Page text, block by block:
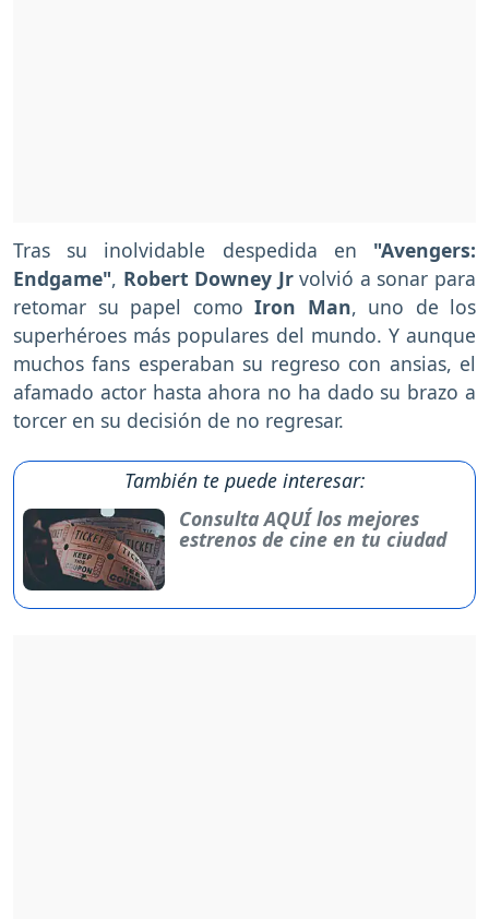
Tras su inolvidable despedida en "Avengers:
Endgame", Robert Downey Jrvolvió a sonar para
retomar su papel como Iron Man, uno de los
superhéroes más populares del mundo. Y aunque
muchos fans esperaban su regreso con ansias, el
afamado actor hasta ahora no ha dado su brazo a
torcer en su decisión de no regresar.
También te puede interesar:
Consulta AQUÍ los mejores
estrenos de cine en tu ciudad